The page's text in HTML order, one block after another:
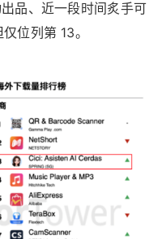
品、近一段时间炙手可
位列第 13。